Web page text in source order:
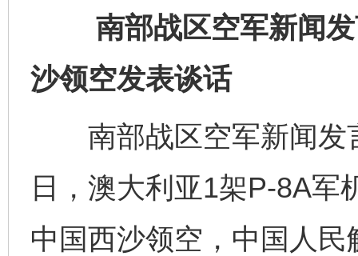
南部战区空军新闻发
沙领空发表谈话
南部战区空军新闻发
日，澳大利亚1架P-8A军
中国西沙领空，中国人